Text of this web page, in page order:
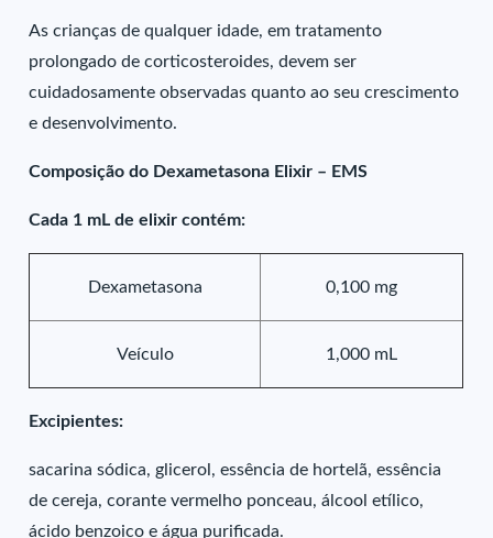
As crianças de qualquer idade, em tratamento
prolongado de corticosteroides, devem ser
cuidadosamente observadas quanto ao seu crescimento
e desenvolvimento.
Composição do Dexametasona Elixir – EMS
Cada 1 mL de elixir contém:
Dexametasona 0,100 mg
Veículo 1,000 mL
Excipientes:
sacarina sódica, glicerol, essência de hortelã, essência
de cereja, corante vermelho ponceau, álcool etílico,
ácido benzoico e água purificada.